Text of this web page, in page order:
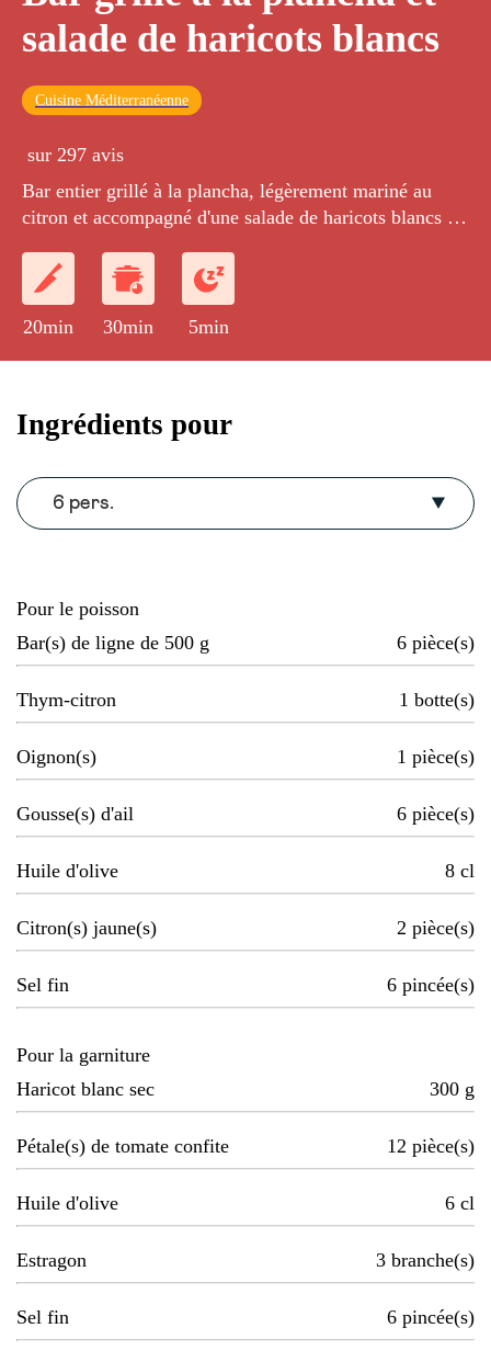
salade de haricots blancs
Cuisine Méditerranéenne
sur 297 avis
Bar entier grillé à la plancha, légèrement mariné au
citron et accompagné d'une salade de haricots blancs à
20min 30min 5min
Ingrédients pour
6 pers.
Pour le poisson
Bar(s) de ligne de 500 g
6 pièce(s)
Thym-citron 1 botte(s)
Oignon(s) 1 pièce(s)
Gousse(s) d'ail 6 pièce(s)
Huile d'olive 8 cl
Citron(s) jaune(s) 2 pièce(s)
Sel fin 6 pincée(s)
Pour la garniture
Haricot blanc sec
300 g
Pétale(s) de tomate confite 12 pièce(s)
Huile d'olive 6 cl
Estragon 3 branche(s)
Sel fin 6 pincée(s)